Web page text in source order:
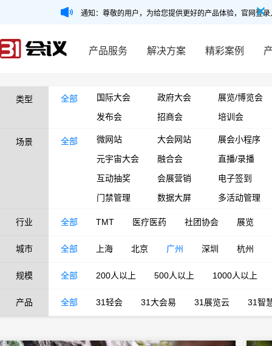
通知：尊敬的用户，为给您提供更好的产品体验，官网登
产品服务 解决方案 精彩案例
类型 全部 国际大会 政府大会
展览/博览会
发布会
招商会 培训会
场景 全部 微网站 大会网站
展会小程序
元宇宙大会
融合会
直播/录播
互动抽奖
会展营销
电子签到
门禁管理
数据大屏 多活动管理
行业 全部 TMT 医疗医药 社团协会 展览
城市 全部 上海 北京 广州 深圳 杭州
规模 全部 200人以上 500人以上 1000人以上
产品 全部 31轻会 31大会易 31展览云 31智